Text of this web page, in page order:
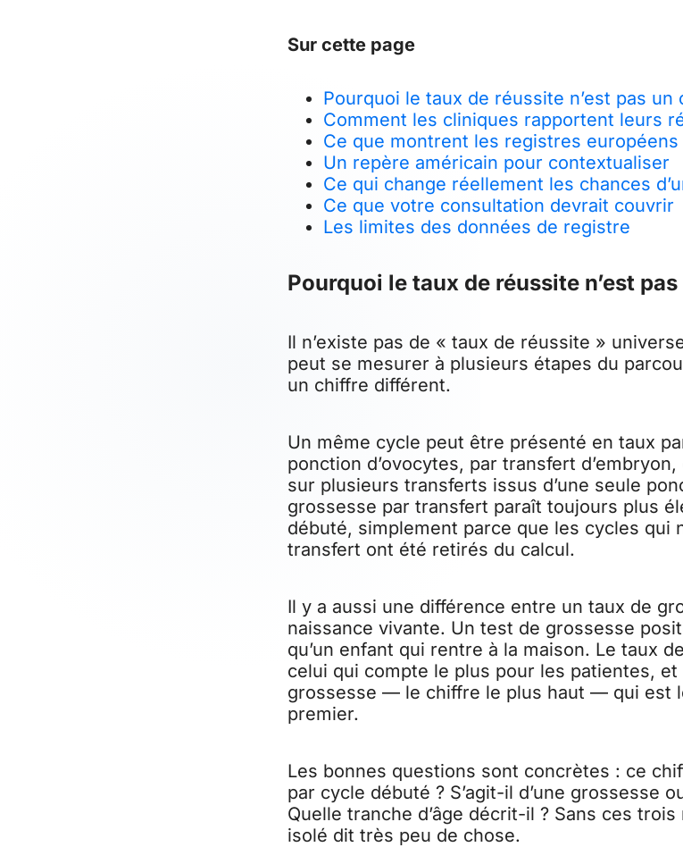
Sur cette page
Pourquoi le taux de réussite n’est pas un
Comment les cliniques rapportent leurs
Ce que montrent les registres européens
Un repère américain pour contextualiser
Ce qui change réellement les chances
Ce que votre consultation devrait couvrir
Les limites des données de registre
Pourquoi le taux de réussite n’est
Il n’existe pas de « taux de réussite »
peut se mesurer à plusieurs étapes du
un chiffre différent.
Un même cycle peut être présenté en taux
ponction d’ovocytes, par transfert
sur plusieurs transferts issus d’une seule
grossesse par transfert paraît toujours plus
débuté, simplement parce que les cycles qui
transfert ont été retirés du calcul.
Il y a aussi une différence entre un taux de
naissance vivante. Un test de grossesse
qu’un enfant qui rentre à la maison. Le taux
celui qui compte le plus pour les patientes, et
grossesse — le chiffre le plus haut — qui est
premier.
Les bonnes questions sont concrètes : ce
par cycle débuté ? S’agit-il d’une grossesse
Quelle tranche d’âge décrit-il ? Sans ces
isolé dit très peu de chose.